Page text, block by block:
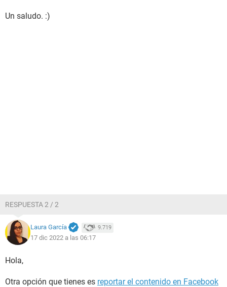
Un saludo. :)
RESPUESTA 2 / 2
Laura García 9.719
17 dic 2022 a las 06:17
Hola,
Otra opción que tienes es reportar el contenido en Facebook